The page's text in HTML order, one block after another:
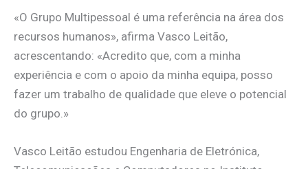
«O Grupo Multipessoal é uma referência na área dos
recursos humanos», afirma Vasco Leitão,
acrescentando: «Acredito que, com a minha
experiência e com o apoio da minha equipa, posso
fazer um trabalho de qualidade que eleve o potencial
do grupo.»
Vasco Leitão estudou Engenharia de Eletrónica,